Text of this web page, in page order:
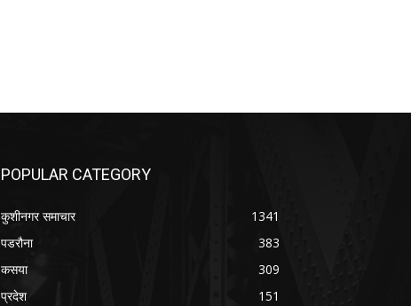
POPULAR CATEGORY
कुशीनगर समाचार
1341
पडरौना
383
कसया
309
प्रदेश
151